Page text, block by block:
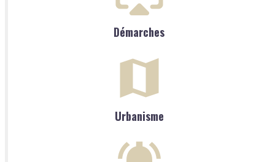
Démarches
Urbanisme